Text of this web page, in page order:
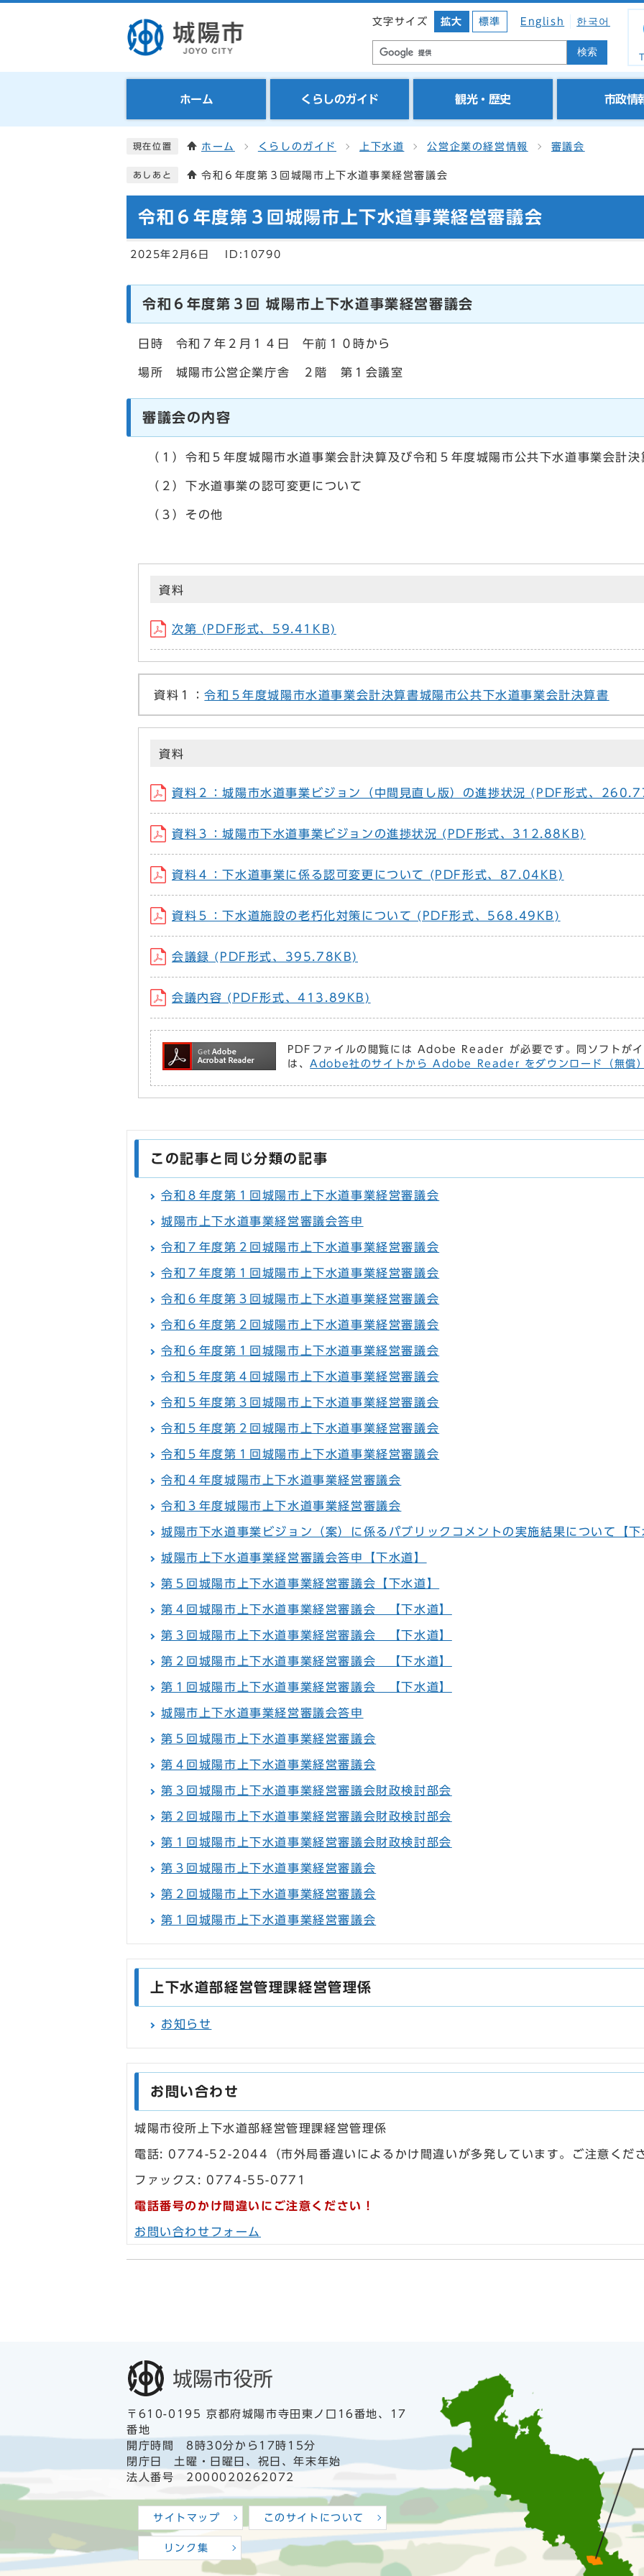
文字サイズ 拡大 標準 English 한국어
検索
ホーム くらしのガイド 観光・歴史 市政情
現在位置 ホーム くらしのガイド 上下水道 公営企業の経営情報 審議会
あしあと 令和６年度第３回城陽市上下水道事業経営審議会
令和６年度第３回城陽市上下水道事業経営審議会
2025年2月6日 ID:10790
令和６年度第３回 城陽市上下水道事業経営審議会
日時 令和７年２月１４日 午前１０時から
場所 城陽市公営企業庁舎 ２階 第１会議室
審議会の内容
（１）令和５年度城陽市水道事業会計決算及び令和５年度城陽市公共下水道事業会計決
（２）下水道事業の認可変更について
（３）その他
資料
次第 (PDF形式、59.41KB)
資料１：令和５年度城陽市水道事業会計決算書城陽市公共下水道事業会計決算書
資料
資料２：城陽市水道事業ビジョン（中間見直し版）の進捗状況 (PDF形式、
資料３：城陽市下水道事業ビジョンの進捗状況 (PDF形式、312.88KB)
資料４：下水道事業に係る認可変更について (PDF形式、87.04KB)
資料５：下水道施設の老朽化対策について (PDF形式、568.49KB)
会議録 (PDF形式、395.78KB)
会議内容 (PDF形式、413.89KB)
PDFファイルの閲覧には Adobe Reader が必要です。同ソフトがイ
は、Adobe社のサイトから Adobe Reader をダウンロード（無償
この記事と同じ分類の記事
令和８年度第１回城陽市上下水道事業経営審議会
城陽市上下水道事業経営審議会答申
令和７年度第２回城陽市上下水道事業経営審議会
令和７年度第１回城陽市上下水道事業経営審議会
令和６年度第３回城陽市上下水道事業経営審議会
令和６年度第２回城陽市上下水道事業経営審議会
令和６年度第１回城陽市上下水道事業経営審議会
令和５年度第４回城陽市上下水道事業経営審議会
令和５年度第３回城陽市上下水道事業経営審議会
令和５年度第２回城陽市上下水道事業経営審議会
令和５年度第１回城陽市上下水道事業経営審議会
令和４年度城陽市上下水道事業経営審議会
令和３年度城陽市上下水道事業経営審議会
城陽市下水道事業ビジョン（案）に係るパブリックコメントの実施結果について【
城陽市上下水道事業経営審議会答申【下水道】
第５回城陽市上下水道事業経営審議会【下水道】
第４回城陽市上下水道事業経営審議会 【下水道】
第３回城陽市上下水道事業経営審議会 【下水道】
第２回城陽市上下水道事業経営審議会 【下水道】
第１回城陽市上下水道事業経営審議会 【下水道】
城陽市上下水道事業経営審議会答申
第５回城陽市上下水道事業経営審議会
第４回城陽市上下水道事業経営審議会
第３回城陽市上下水道事業経営審議会財政検討部会
第２回城陽市上下水道事業経営審議会財政検討部会
第１回城陽市上下水道事業経営審議会財政検討部会
第３回城陽市上下水道事業経営審議会
第２回城陽市上下水道事業経営審議会
第１回城陽市上下水道事業経営審議会
上下水道部経営管理課経営管理係
お知らせ
お問い合わせ
城陽市役所上下水道部経営管理課経営管理係
電話: 0774-52-2044（市外局番違いによるかけ間違いが多発しています。ご注意くだ
ファックス: 0774-55-0771
電話番号のかけ間違いにご注意ください！
お問い合わせフォーム
〒610-0195 京都府城陽市寺田東ノ口16番地、17
番地
開庁時間 8時30分から17時15分
閉庁日 土曜・日曜日、祝日、年末年始
法人番号 2000020262072
サイトマップ このサイトについて
リンク集